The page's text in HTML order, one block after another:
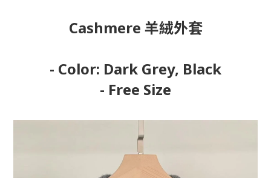
Cashmere 羊絨外套
- Color: Dark Grey, Black
- Free Size